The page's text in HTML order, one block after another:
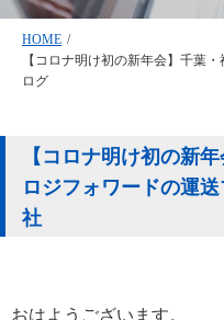
HOME /
【コロナ明け初の新年会】千葉
ログ
【コロナ明け初の新
ロジフォワードの運
社
おはようございます。